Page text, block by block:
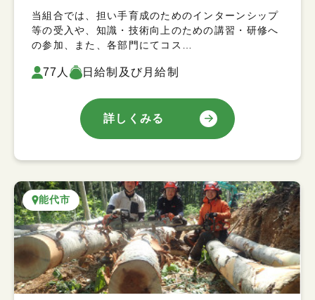
当組合では、担い手育成のためのインターンシップ
等の受入や、知識・技術向上のための講習・研修へ
の参加、また、各部門にてコス…
77人 日給制及び月給制
詳しくみる
能代市